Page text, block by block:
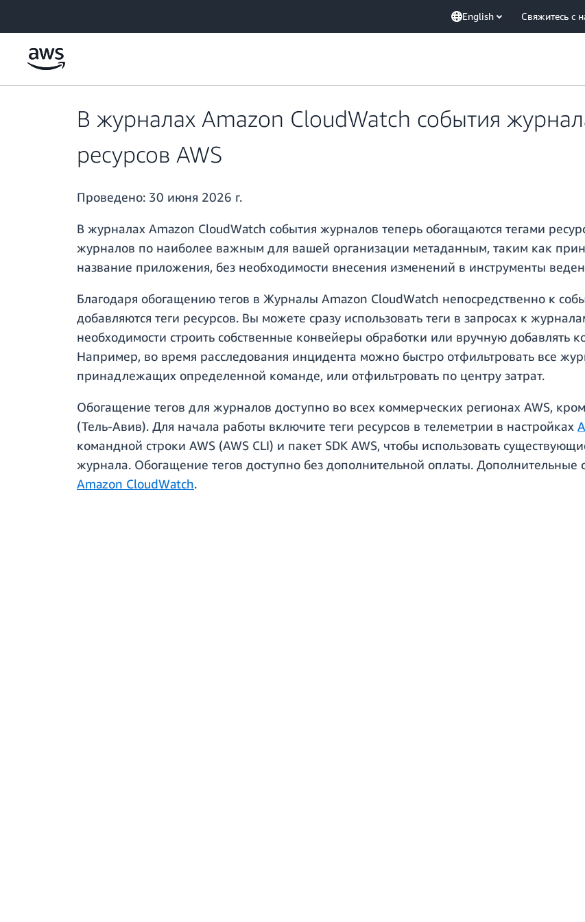
English Свяжитесь с
В журналах Amazon CloudWatch события
ресурсов AWS
Проведено: 30 июня 2026 г.
В журналах Amazon CloudWatch события журналов теперь обогащаются тегами
журналов по наиболее важным для вашей организации метаданным, таким как
название приложения, без необходимости внесения изменений в инструменты
Благодаря обогащению тегов в Журналы Amazon CloudWatch непосредственно к
добавляются теги ресурсов. Вы можете сразу использовать теги в запросах к
необходимости строить собственные конвейеры обработки или вручную добавлять
Например, во время расследования инцидента можно быстро отфильтровать все
принадлежащих определенной команде, или отфильтровать по центру затрат.
Обогащение тегов для журналов доступно во всех коммерческих регионах AWS,
(Тель-Авив). Для начала работы включите теги ресурсов в телеметрии в настройках
командной строки AWS (AWS CLI) и пакет SDK AWS, чтобы использовать
журнала. Обогащение тегов доступно без дополнительной оплаты. Дополнительные
Amazon CloudWatch.